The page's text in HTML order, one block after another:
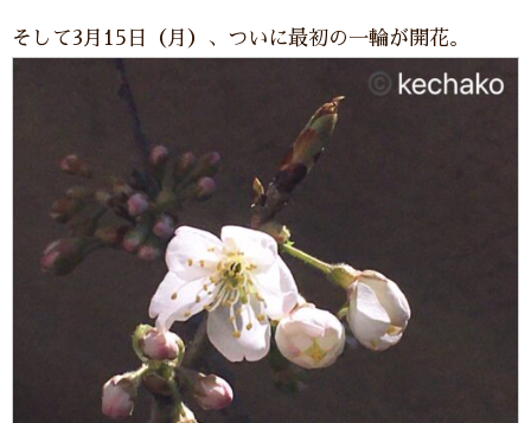
そして3月15日（月）、ついに最初の一輪が開花。